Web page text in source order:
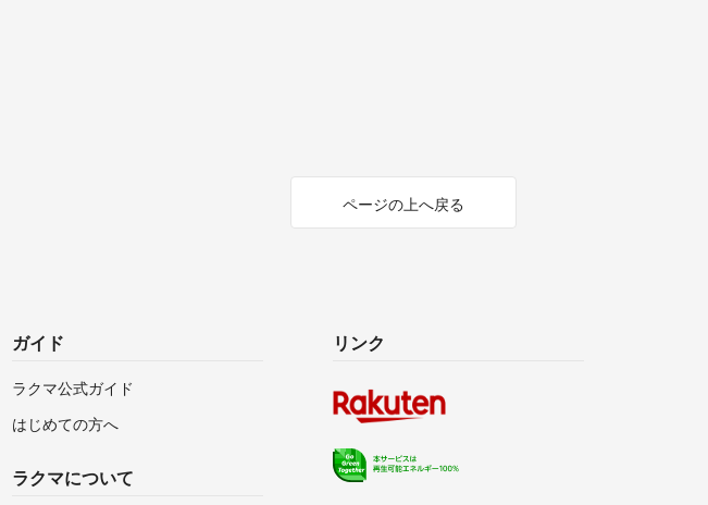
ページの上へ戻る
ガイド
ラクマ公式ガイド
はじめての方へ
ラクマについて
リンク